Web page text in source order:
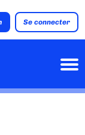
Se connecter